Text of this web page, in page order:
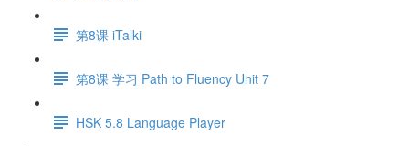
第8课 iTalki
第8课 学习 Path to Fluency Unit 7
HSK 5.8 Language Player